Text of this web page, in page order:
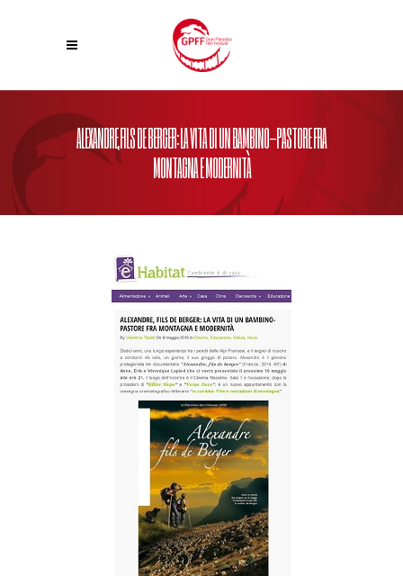
ALEXANDRE,FILS DE BERGER: LA VITA DI UN BAMBINO-PASTORE FRA
MONTAGNA E MODERNITÀ